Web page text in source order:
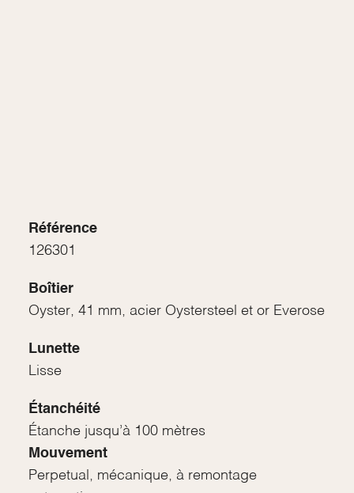
Référence
126301
Boîtier
Oyster, 41 mm, acier Oystersteel et or Everose
Lunette
Lisse
Étanchéité
Étanche jusqu’à 100 mètres
Mouvement
Perpetual, mécanique, à remontage